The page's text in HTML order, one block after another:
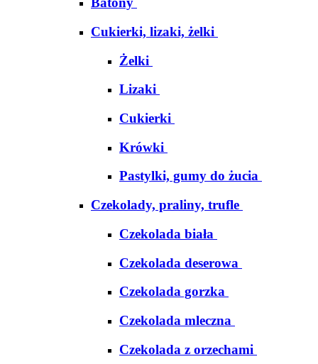
Cukierki, lizaki, żelki
Żelki
Lizaki
Cukierki
Krówki
Pastylki, gumy do żucia
Czekolady, praliny, trufle
Czekolada biała
Czekolada deserowa
Czekolada gorzka
Czekolada mleczna
Czekolada z orzechami